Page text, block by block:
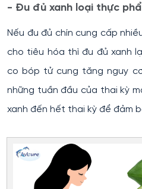
- Đu đủ xanh loại thực
Nếu đu đủ chín cung cấp
cho tiêu hóa thì đu đủ xanh
co bóp tử cung tăng nguy
những tuần đầu của thai kỳ
xanh đến hết thai kỳ để đảm